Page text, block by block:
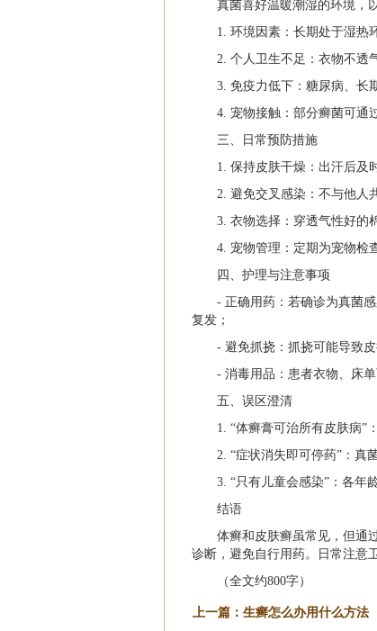
真菌喜好温暖潮湿的环境，
1. 环境因素：长期处于湿热
2. 个人卫生不足：衣物不透
3. 免疫力低下：糖尿病、长
4. 宠物接触：部分癣菌可通
三、日常预防措施
1. 保持皮肤干燥：出汗后及
2. 避免交叉感染：不与他人
3. 衣物选择：穿透气性好的
4. 宠物管理：定期为宠物检
四、护理与注意事项
- 正确用药：若确诊为真菌
复发；
- 避免抓挠：抓挠可能导致
- 消毒用品：患者衣物、床
五、误区澄清
1. “体癣膏可治所有皮肤病”
2. “症状消失即可停药”：真
3. “只有儿童会感染”：各年
结语
体癣和皮肤癣虽常见，但通
诊断，避免自行用药。日常注意
（全文约800字）
上一篇： 生癣怎么办用什么方法